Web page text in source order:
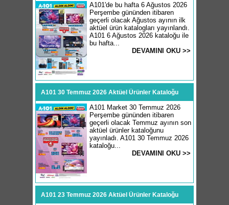
A101'de bu hafta 6 Ağustos 2026
Perşembe gününden itibaren
geçerli olacak Ağustos ayının ilk
aktüel ürün katalogları yayınlandı.
A101 6 Ağustos 2026 kataloğu ile
bu hafta...
DEVAMINI OKU >>
A101 30 Temmuz 2026 Aktüel Ürünler Kataloğu
A101 Market 30 Temmuz 2026
Perşembe gününden itibaren
geçerli olacak Temmuz ayının son
aktüel ürünler kataloğunu
yayınladı. A101 30 Temmuz 2026
kataloğu...
DEVAMINI OKU >>
A101 23 Temmuz 2026 Aktüel Ürünler Kataloğu